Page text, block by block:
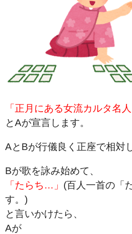
「正月にある女流カルタ名人
とAが宣言します。
AとBが行儀良く正座で相対
Bが歌を詠み始めて、
「たらち…」 (百人一首の「
す。)
と言いかけたら、
Aが